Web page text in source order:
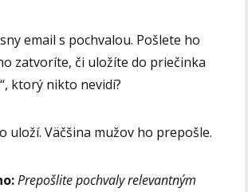
email s pochvalou. Pošlete ho
zatvoríte, či uložíte do priečinka
ktorý nikto nevidí?
uloží. Väčšina mužov ho prepošle.
Prepošlite pochvaly relevantným